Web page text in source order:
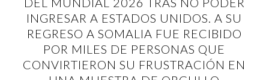
INGRESAR A ESTADOS UNIDOS. A SU
REGRESO A SOMALIA FUE RECIBIDO
POR MILES DE PERSONAS QUE
CONVIRTIERON SU FRUSTRACIÓN EN